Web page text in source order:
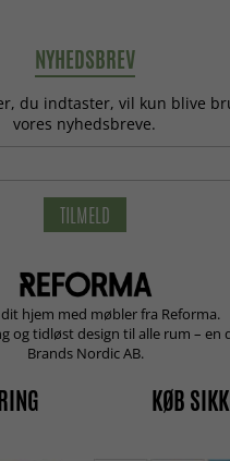
NYHEDSBREV
du indtaster, vil kun blive
vores nyhedsbreve.
TILMELD
hjem med møbler fra Reforma.
og tidløst design til alle rum – en
Brands Nordic AB.
KØB